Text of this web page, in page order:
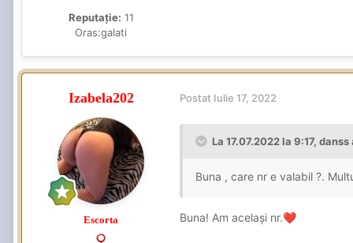
Reputație: 11
Oras:galati
Izabela202
Escorta
Postat Iulie 17, 2022
La 17.07.2022 la 9:17, danss
Buna , care nr e valabil ?.
Buna! Am același nr.❤️